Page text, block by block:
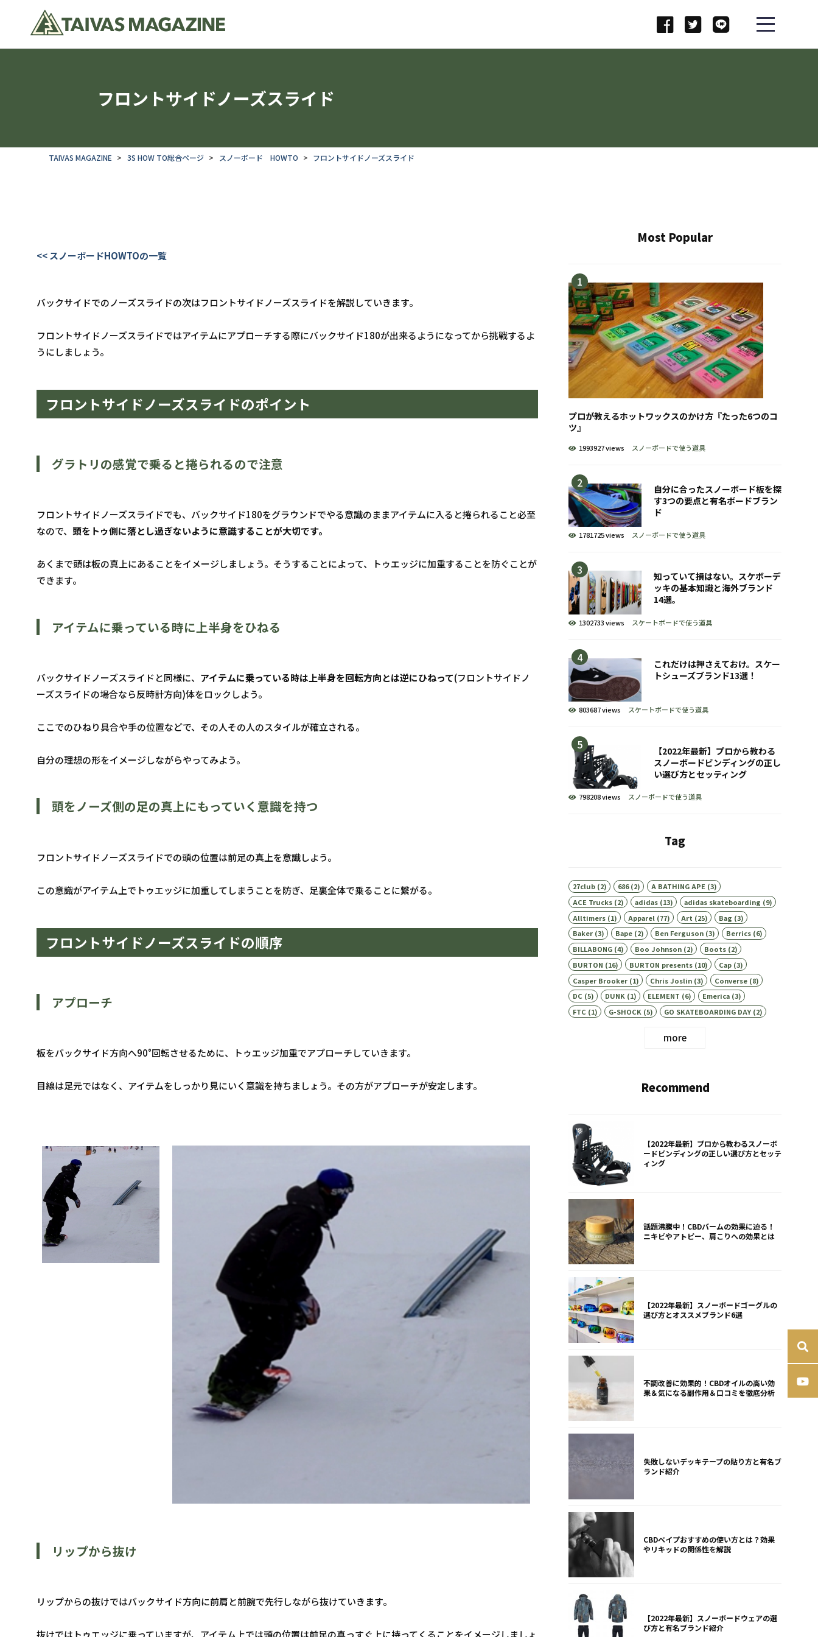
フロントサイドノーズスライド
TAIVAS MAGAZINE 3S HOW TO総合ページ スノーボード HOWTO フロントサイドノーズスライド
<< スノーボードHOWTOの一覧
バックサイドでのノーズスライドの次はフロントサイドノーズスライドを解説していきます。
フロントサイドノーズスライドではアイテムにアプローチする際にバックサイド180が出来るようになってから挑戦するよ
うにしましょう。
フロントサイドノーズスライドのポイント
グラトリの感覚で乗ると捲られるので注意
フロントサイドノーズスライドでも、バックサイド180をグラウンドでやる意識のままアイテムに入ると捲られること必至
なので、 頭をトゥ側に落とし過ぎないように意識することが大切です。
あくまで頭は板の真上にあることをイメージしましょう。そうすることによって、トゥエッジに加重することを防ぐことが
できます。
アイテムに乗っている時に上半身をひねる
バックサイドノーズスライドと同様に、 アイテムに乗っている時は上半身を回転方向とは逆にひねって(フロントサイドノ
ーズスライドの場合なら反時計方向)体をロックしよう。
ここでのひねり具合や手の位置などで、その人その人のスタイルが確立される。
自分の理想の形をイメージしながらやってみよう。
頭をノーズ側の足の真上にもっていく意識を持つ
フロントサイドノーズスライドでの頭の位置は前足の真上を意識しよう。
この意識がアイテム上でトゥエッジに加重してしまうことを防ぎ、足裏全体で乗ることに繋がる。
フロントサイドノーズスライドの順序
アプローチ
板をバックサイド方向へ90°回転させるために、トゥエッジ加重でアプローチしていきます。
目線は足元ではなく、アイテムをしっかり見にいく意識を持ちましょう。その方がアプローチが安定します。
リップから抜け
リップからの抜けではバックサイド方向に前肩と前腕で先行しながら抜けていきます。
抜けではトゥエッジに乗っていますが、アイテム上では頭の位置は前足の真っすぐ上に持ってくることをイメージしましょ
Most Popular
プロが教えるホットワックスのかけ方『たった6つのコ
ツ』
1993927 views スノーボードで使う道具
自分に合ったスノーボード板を探
す3つの要点と有名ボードブラン
ド
1781725 views スノーボードで使う道具
知っていて損はない。スケボーデ
ッキの基本知識と海外ブランド
14選。
1302733 views スケートボードで使う道具
これだけは押さえておけ。スケー
トシューズブランド13選！
803687 views スケートボードで使う道具
【2022年最新】プロから教わる
スノーボードビンディングの正し
い選び方とセッティング
798208 views スノーボードで使う道具
Tag
27club(2) 686(2) A BATHING APE(3)
ACE Trucks(2) adidas(13) adidas skateboarding (9)
Alltimers(1) Apparel (77) Art (25) Bag (3)
Baker(3) Bape(2) Ben Ferguson(3) Berrics(6)
BILLABONG(4) Boo Johnson(2) Boots(2)
BURTON (16) BURTON presents(10) Cap(3)
Casper Brooker(1) Chris Joslin(3) Converse(8)
DC (5) DUNK(1) ELEMENT (6) Emerica(3)
FTC (1) G-SHOCK (5) GO SKATEBOARDING DAY(2)
more
Recommend
【2022年最新】プロから教わるスノーボ
ードビンディングの正しい選び方とセッテ
ィング
話題沸騰中！CBDバームの効果に迫る！
ニキビやアトピー、肩こりへの効果とは
【2022年最新】スノーボードゴーグルの
選び方とオススメブランド6選
不調改善に効果的！CBDオイルの高い効
果＆気になる副作用＆口コミを徹底分析
失敗しないデッキテープの貼り方と有名ブ
ランド紹介
CBDベイプおすすめの使い方とは？効果
やリキッドの関係性を解説
【2022年最新】スノーボードウェアの選
び方と有名ブランド紹介